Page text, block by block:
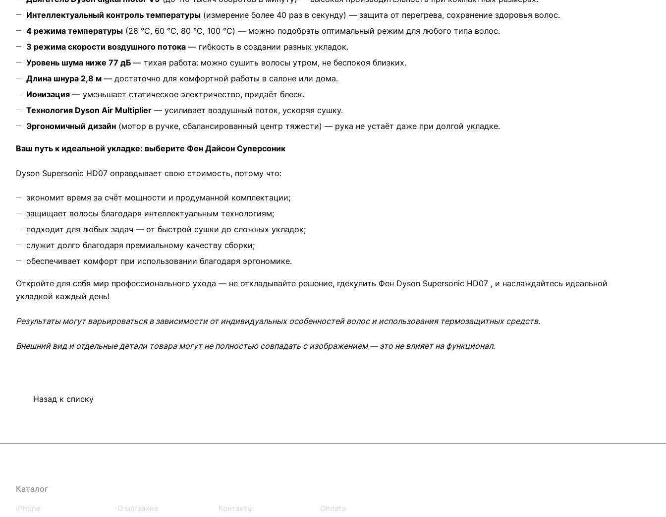
Интеллектуальный контроль температуры (измерение более 40 раз в секунду) — защита от перегрева, сохранение здоровья волос.
4 режима температуры (28 °C, 60 °C, 80 °C, 100 °C) — можно подобрать оптимальный режим для любого типа волос.
3 режима скорости воздушного потока — гибкость в создании разных укладок.
Уровень шума ниже 77 дБ — тихая работа: можно сушить волосы утром, не беспокоя близких.
Длина шнура 2,8 м — достаточно для комфортной работы в салоне или дома.
Ионизация — уменьшает статическое электричество, придаёт блеск.
Технология Dyson Air Multiplier — усиливает воздушный поток, ускоряя сушку.
Эргономичный дизайн (мотор в ручке, сбалансированный центр тяжести) — рука не устаёт даже при долгой укладке.
Ваш путь к идеальной укладке: выберите Фен Дайсон Суперсоник
Dyson Supersonic HD07 оправдывает свою стоимость, потому что:
экономит время за счёт мощности и продуманной комплектации;
защищает волосы благодаря интеллектуальным технологиям;
подходит для любых задач — от быстрой сушки до сложных укладок;
служит долго благодаря премиальному качеству сборки;
обеспечивает комфорт при использовании благодаря эргономике.
Откройте для себя мир профессионального ухода — не откладывайте решение, гдекупить Фен Dyson Supersonic HD07 , и наслаждайтесь идеальной
укладкой каждый день!
Результаты могут варьироваться в зависимости от индивидуальных особенностей волос и использования термозащитных средств.
Внешний вид и отдельные детали товара могут не полностью совпадать с изображением — это не влияет на функционал.
Назад к списку
Каталог
iPhone О магазине Контакты Оплата